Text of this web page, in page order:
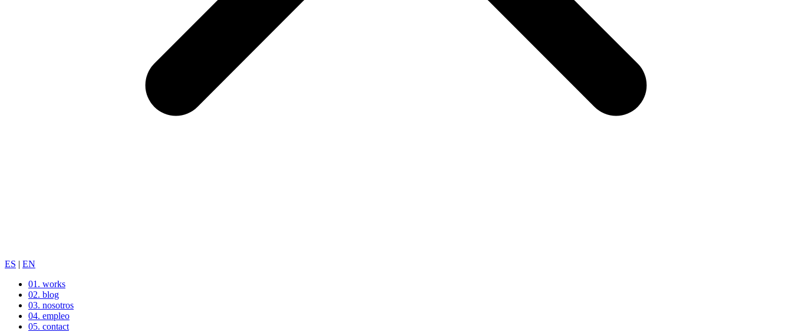
ES | EN
01. works
02. blog
03. nosotros
04. empleo
05. contact